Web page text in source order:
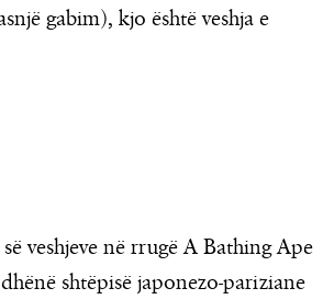
gabim), kjo është veshja e
veshjeve në rrugë A Bathing Ape
shtëpisë japonezo-pariziane